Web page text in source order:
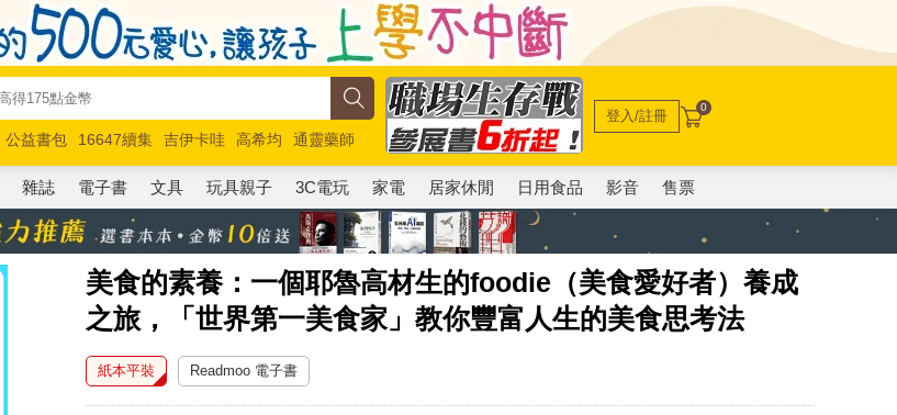
公益書包 16647續集 吉伊卡哇 高希均
通靈藥師
馬斯克 玩具總動員5 超慢跑
登入/註冊 0
雜誌 電子書 文具 玩具親子 3C電玩 家電 居家休閒 日用食品 影音 售票
美食的素養：一個耶魯高材生的foodie（美食愛好者）養成
之旅，「世界第一美食家」教你豐富人生的美食思考法
紙本平裝 Readmoo 電子書